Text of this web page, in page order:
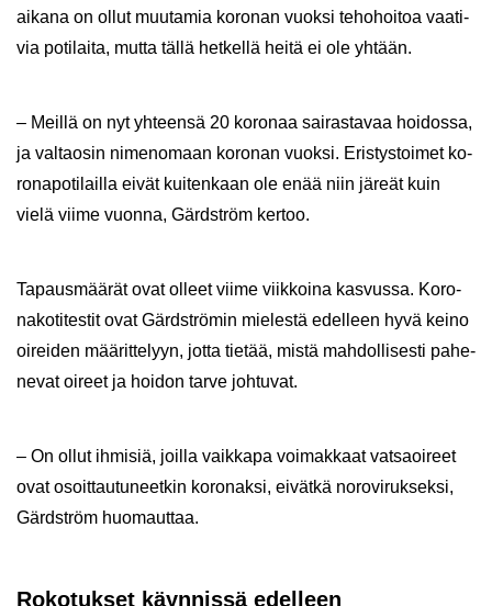
ai­ka­na on ollut muu­ta­mia ko­ro­nan vuok­si te­ho­hoi­toa vaa­ti­
via po­ti­lai­ta, mutta tällä het­kel­lä heitä ei ole yh­tään.
– Meil­lä on nyt yh­teen­sä 20 ko­ro­naa sai­ras­ta­vaa hoi­dos­sa,
ja val­tao­sin ni­me­no­maan ko­ro­nan vuok­si. Eris­tys­toi­met ko­
ro­na­po­ti­lail­la eivät kui­ten­kaan ole enää niin jä­reät kuin
vielä viime vuon­na, Gärd­ström ker­too.
Ta­paus­mää­rät ovat ol­leet viime viik­koi­na kas­vus­sa. Ko­ro­
na­ko­ti­tes­tit ovat Gärd­strö­min mie­les­tä edel­leen hyvä keino
oi­rei­den mää­rit­te­lyyn, jotta tie­tää, mistä mah­dol­li­ses­ti pa­he­
ne­vat oi­reet ja hoi­don tarve joh­tu­vat.
– On ollut ih­mi­siä, joil­la vaik­ka­pa voi­mak­kaat vat­sa­oi­reet
ovat osoit­tau­tu­neet­kin ko­ro­nak­si, ei­vät­kä no­ro­vi­ruk­sek­si,
Gärd­ström huo­maut­taa.
Ro­ko­tuk­set käyn­nis­sä edel­leen